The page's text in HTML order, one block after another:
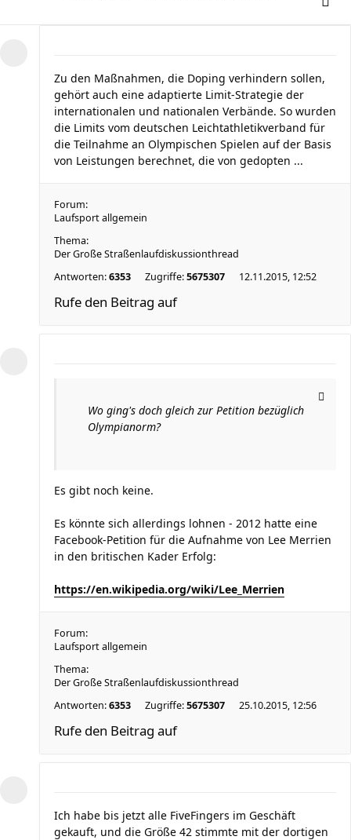
Zu den Maßnahmen, die Doping verhindern sollen,
gehört auch eine adaptierte Limit-Strategie der
internationalen und nationalen Verbände. So wurden
die Limits vom deutschen Leichtathletikverband für
die Teilnahme an Olympischen Spielen auf der Basis
von Leistungen berechnet, die von gedopten ...
Forum:
Laufsport allgemein
Thema:
Der Große Straßenlaufdiskussionthread
Antworten:6353 Zugriffe:5675307 12.11.2015, 12:52
Rufe den Beitrag auf
Wo ging's doch gleich zur Petition bezüglich
Olympianorm?
Es gibt noch keine.
Es könnte sich allerdings lohnen - 2012 hatte eine
Facebook-Petition für die Aufnahme von Lee Merrien
in den britischen Kader Erfolg:
https://en.wikipedia.org/wiki/Lee_Merrien
Forum:
Laufsport allgemein
Thema:
Der Große Straßenlaufdiskussionthread
Antworten:6353 Zugriffe:5675307 25.10.2015, 12:56
Rufe den Beitrag auf
Ich habe bis jetzt alle FiveFingers im Geschäft
gekauft, und die Größe 42 stimmte mit der dortigen